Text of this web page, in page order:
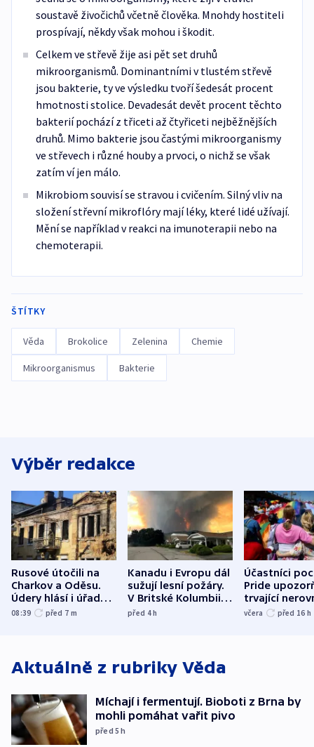
soustavě živočichů včetně člověka. Mnohdy hostiteli
prospívají, někdy však mohou i škodit.
Celkem ve střevě žije asi pět set druhů
mikroorganismů. Dominantními v tlustém střevě
jsou bakterie, ty ve výsledku tvoří šedesát procent
hmotnosti stolice. Devadesát devět procent těchto
bakterií pochází z třiceti až čtyřiceti nejběžnějších
druhů. Mimo bakterie jsou častými mikroorganismy
ve střevech i různé houby a prvoci, o nichž se však
zatím ví jen málo.
Mikrobiom souvisí se stravou i cvičením. Silný vliv na
složení střevní mikroflóry mají léky, které lidé užívají.
Mění se například v reakci na imunoterapii nebo na
chemoterapii.
ŠTÍTKY
Věda Brokolice Zelenina Chemie
Mikroorganismus Bakterie
Výběr redakce
Rusové útočili na
Charkov a Oděsu.
Údery hlásí i úřady v
Bělgorodu
08:39 před 7 m
Kanadu i Evropu dál
sužují lesní požáry.
V Britské Kolumbii
evakuovali tisíce lidí
před 4h
Účastníci
Pride
trvající
včera před 16 h
Aktuálně z rubriky Věda
Míchají i fermentují. Bioboti z Brna by
mohli pomáhat vařit pivo
před 5h